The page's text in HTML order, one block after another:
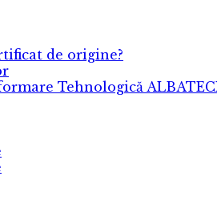
de origine?
Tehnologică